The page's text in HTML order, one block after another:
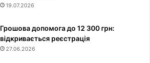
19.07.2026
Грошова допомога до 12 300 грн:
відкривається реєстрація
27.06.2026